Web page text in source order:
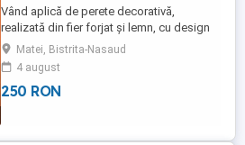
Vând aplică de perete decorativă,
realizată din fier forjat și lemn, cu design
rustic vintage. Potrivită pentru casă, foișor,
terasă, pensiune sau local. Este în stare
bună și funcțională. Preț: 250 lei,
negociabil.
Matei, Bistrita-Nasaud
4 august
250 RON